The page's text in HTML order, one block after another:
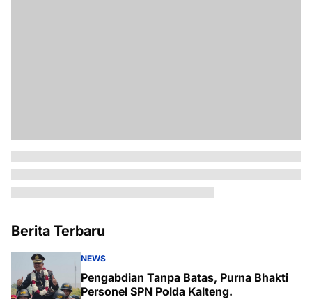
Berita Terbaru
NEWS
Pengabdian Tanpa Batas, Purna Bhakti
Personel SPN Polda Kalteng.